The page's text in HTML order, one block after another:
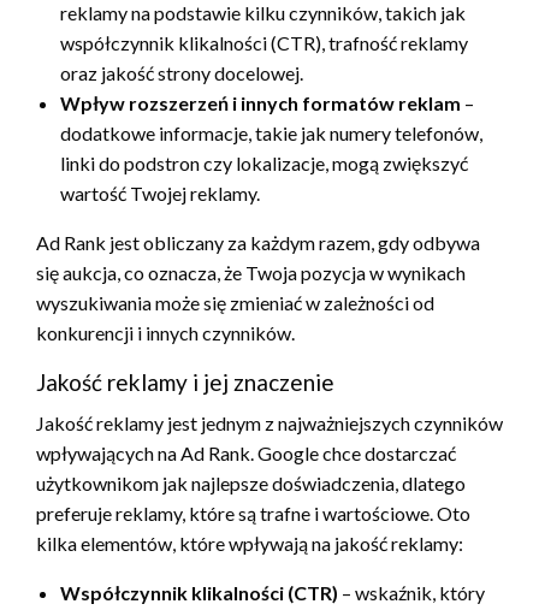
reklamy na podstawie kilku czynników, takich jak
współczynnik klikalności (CTR), trafność reklamy
oraz jakość strony docelowej.
Wpływ rozszerzeń i innych formatów reklam –
dodatkowe informacje, takie jak numery telefonów,
linki do podstron czy lokalizacje, mogą zwiększyć
wartość Twojej reklamy.
Ad Rank jest obliczany za każdym razem, gdy odbywa
się aukcja, co oznacza, że Twoja pozycja w wynikach
wyszukiwania może się zmieniać w zależności od
konkurencji i innych czynników.
Jakość reklamy i jej znaczenie
Jakość reklamy jest jednym z najważniejszych czynników
wpływających na Ad Rank. Google chce dostarczać
użytkownikom jak najlepsze doświadczenia, dlatego
preferuje reklamy, które są trafne i wartościowe. Oto
kilka elementów, które wpływają na jakość reklamy:
Współczynnik klikalności (CTR) – wskaźnik, który